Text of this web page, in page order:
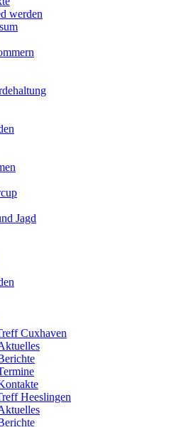
werden
Jagd
Cuxhaven
Heeslingen